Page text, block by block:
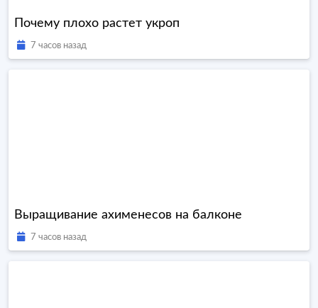
Почему плохо растет укроп
7 часов назад
Выращивание ахименесов на балконе
7 часов назад